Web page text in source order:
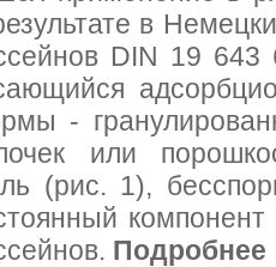
в
DIN 19 643
-
или
(рис. 1),
компонент
Подробнее